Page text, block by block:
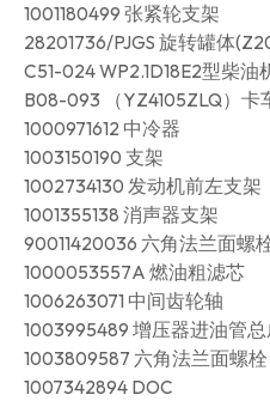
1001180499 张紧轮支架
28201736/PJGS 旋转罐体
C51-024 WP2.1D18E2型柴油
B08-093 （YZ4105ZLQ）卡
1000971612 中冷器
1003150190 支架
1002734130 发动机前左支架
1001355138 消声器支架
90011420036 六角法兰面螺
1000053557A 燃油粗滤芯
1006263071 中间齿轮轴
1003995489 增压器进油管
1003809587 六角法兰面螺栓
1007342894 DOC